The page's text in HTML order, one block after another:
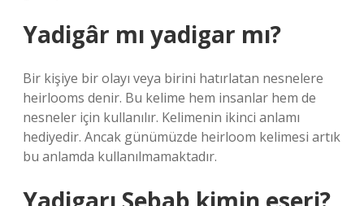
Yadigâr mı yadigar mı?
Bir kişiye bir olayı veya birini hatırlatan nesnelere
heirlooms denir. Bu kelime hem insanlar hem de
nesneler için kullanılır. Kelimenin ikinci anlamı
hediyedir. Ancak günümüzde heirloom kelimesi artık
bu anlamda kullanılmamaktadır.